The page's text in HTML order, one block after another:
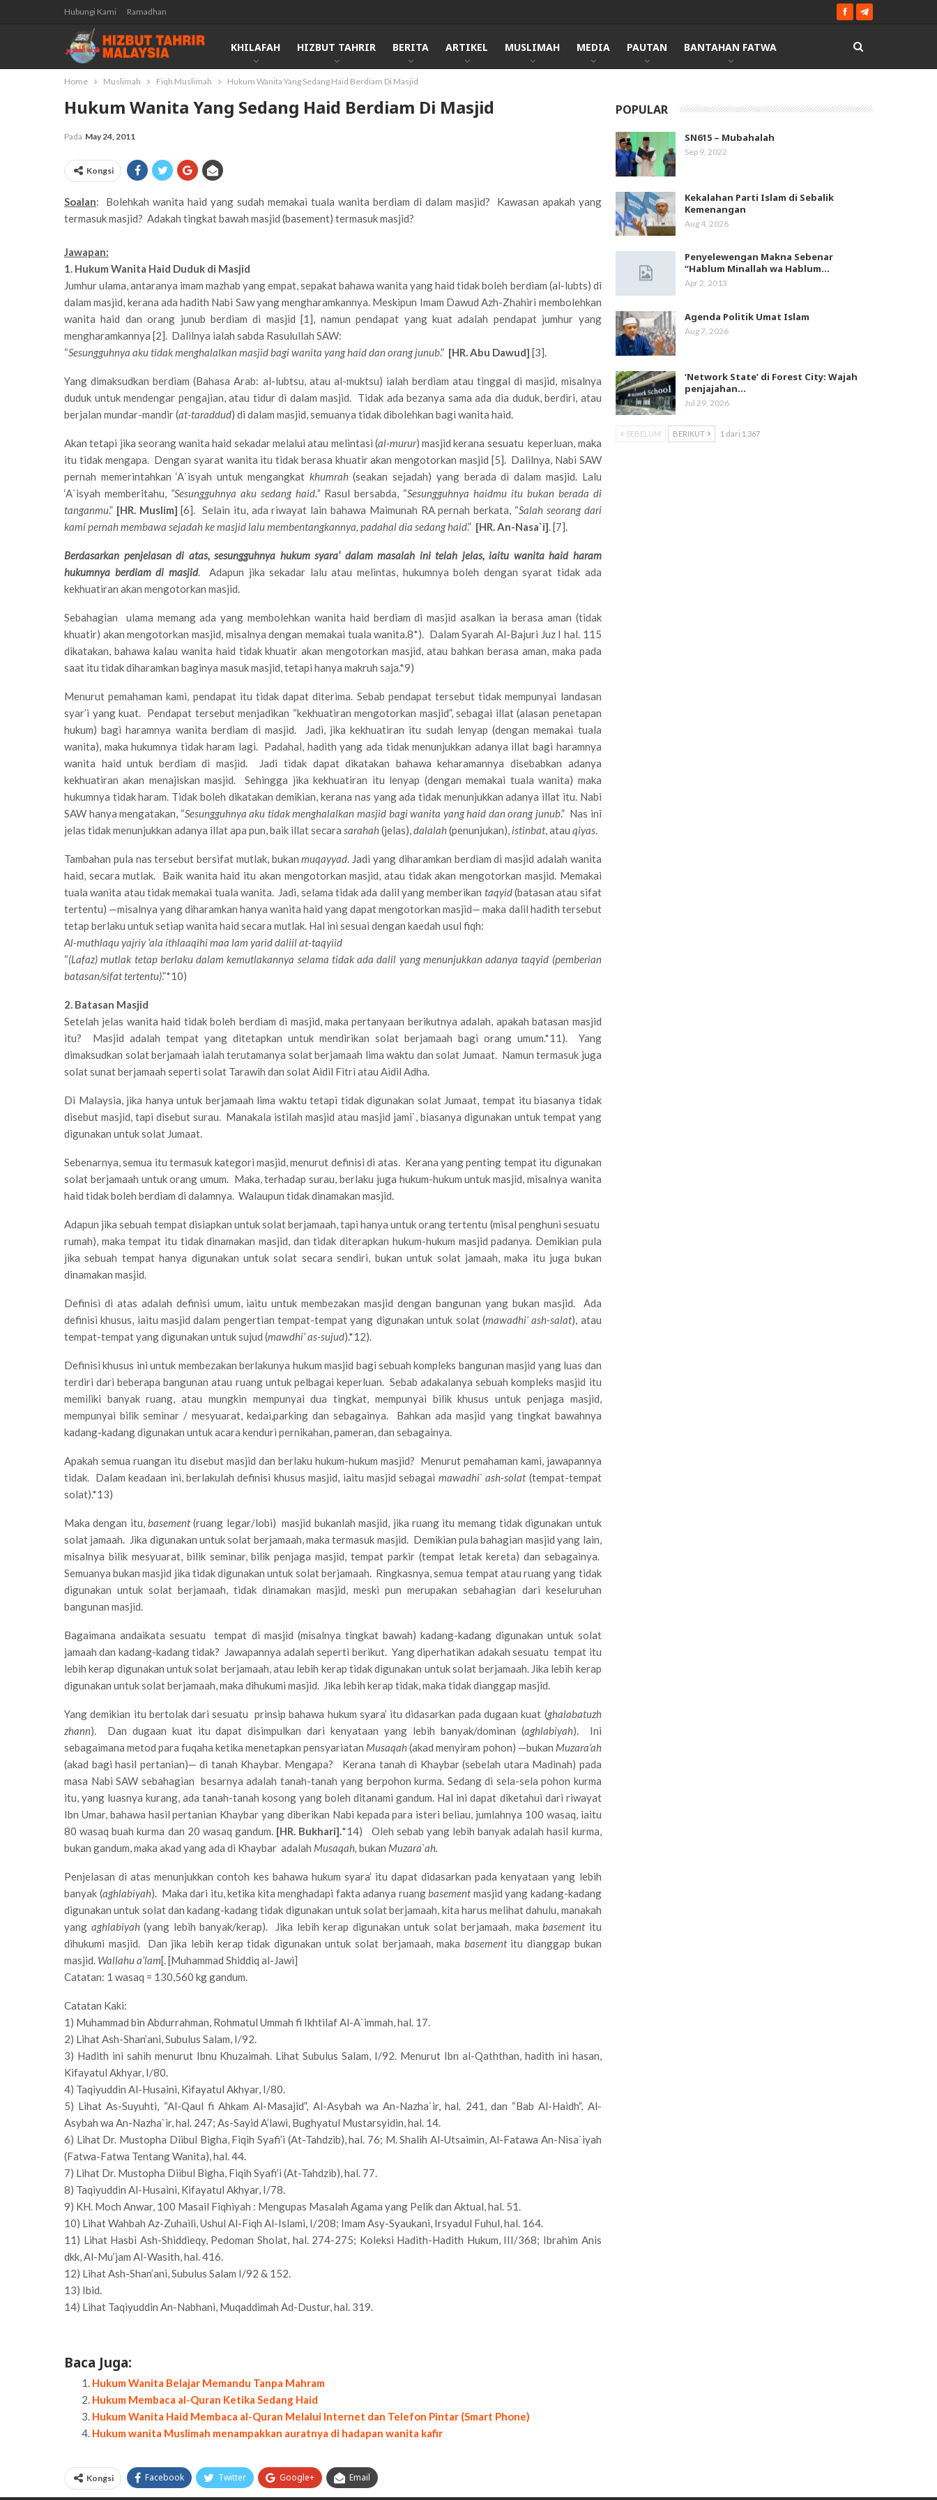
Hubungi Kami Ramadhan
KHILAFAH HIZBUT TAHRIR BERITA ARTIKEL MUSLIMAH MEDIA PAUTAN BANTAHAN FATWA
Home Muslimah Fiqh Muslimah Hukum Wanita Yang Sedang Haid Berdiam Di Masjid
Hukum Wanita Yang Sedang Haid Berdiam Di Masjid
Pada May 24, 2011
Kongsi
Soalan: Bolehkah wanita haid yang sudah memakai tuala wanita berdiam di dalam masjid? Kawasan apakah yang
termasuk masjid? Adakah tingkat bawah masjid (basement) termasuk masjid?
Jawapan:
1. Hukum Wanita Haid Duduk di Masjid
Jumhur ulama, antaranya imam mazhab yang empat, sepakat bahawa wanita yang haid tidak boleh berdiam (al-lubts) di
dalam masjid, kerana ada hadith Nabi Saw yang mengharamkannya. Meskipun Imam Dawud Azh-Zhahiri membolehkan
wanita haid dan orang junub berdiam di masjid [1], namun pendapat yang kuat adalah pendapat jumhur yang
mengharamkannya [2]. Dalilnya ialah sabda Rasulullah SAW:
“Sesungguhnya aku tidak menghalalkan masjid bagi wanita yang haid dan orang junub.” [HR. Abu Dawud] [3].
Yang dimaksudkan berdiam (Bahasa Arab: al-lubtsu, atau al-muktsu) ialah berdiam atau tinggal di masjid, misalnya
duduk untuk mendengar pengajian, atau tidur di dalam masjid. Tidak ada bezanya sama ada dia duduk, berdiri, atau
berjalan mundar-mandir (at-taraddud) di dalam masjid, semuanya tidak dibolehkan bagi wanita haid.
Akan tetapi jika seorang wanita haid sekadar melalui atau melintasi (al-murur) masjid kerana sesuatu keperluan, maka
itu tidak mengapa. Dengan syarat wanita itu tidak berasa khuatir akan mengotorkan masjid [5]. Dalilnya, Nabi SAW
pernah memerintahkan ‘A`isyah untuk mengangkat khumrah(seakan sejadah) yang berada di dalam masjid. Lalu
‘A`isyah memberitahu, “Sesungguhnya aku sedang haid.” Rasul bersabda, “Sesungguhnya haidmu itu bukan berada di
tanganmu.” [HR. Muslim] [6]. Selain itu, ada riwayat lain bahawa Maimunah RA pernah berkata, “Salah seorang dari
kami pernah membawa sejadah ke masjid lalu membentangkannya, padahal dia sedang haid.” [HR. An-Nasa`i]. [7].
Berdasarkan penjelasan di atas, sesungguhnya hukum syara’ dalam masalah ini telah jelas, iaitu wanita haid haram
hukumnya berdiam di masjid. Adapun jika sekadar lalu atau melintas, hukumnya boleh dengan syarat tidak ada
kekhuatiran akan mengotorkan masjid.
Sebahagian ulama memang ada yang membolehkan wanita haid berdiam di masjid asalkan ia berasa aman (tidak
khuatir) akan mengotorkan masjid, misalnya dengan memakai tuala wanita.8*). Dalam Syarah Al-Bajuri Juz I hal. 115
dikatakan, bahawa kalau wanita haid tidak khuatir akan mengotorkan masjid, atau bahkan berasa aman, maka pada
saat itu tidak diharamkan baginya masuk masjid, tetapi hanya makruh saja.*9)
Menurut pemahaman kami, pendapat itu tidak dapat diterima. Sebab pendapat tersebut tidak mempunyai landasan
syar’i yang kuat. Pendapat tersebut menjadikan “kekhuatiran mengotorkan masjid”, sebagai illat (alasan penetapan
hukum) bagi haramnya wanita berdiam di masjid. Jadi, jika kekhuatiran itu sudah lenyap (dengan memakai tuala
wanita), maka hukumnya tidak haram lagi. Padahal, hadith yang ada tidak menunjukkan adanya illat bagi haramnya
wanita haid untuk berdiam di masjid. Jadi tidak dapat dikatakan bahawa keharamannya disebabkan adanya
kekhuatiran akan menajiskan masjid. Sehingga jika kekhuatiran itu lenyap (dengan memakai tuala wanita) maka
hukumnya tidak haram. Tidak boleh dikatakan demikian, kerana nas yang ada tidak menunjukkan adanya illat itu. Nabi
SAW hanya mengatakan, “Sesungguhnya aku tidak menghalalkan masjid bagi wanita yang haid dan orang junub.” Nas ini
jelas tidak menunjukkan adanya illat apa pun, baik illat secara sarahah(jelas),dalalah(penunjukan), istinbat, atau qiyas.
Tambahan pula nas tersebut bersifat mutlak, bukanmuqayyad. Jadi yang diharamkan berdiam di masjid adalah wanita
haid, secara mutlak. Baik wanita haid itu akan mengotorkan masjid, atau tidak akan mengotorkan masjid. Memakai
tuala wanita atau tidak memakai tuala wanita. Jadi, selama tidak ada dalil yang memberikan taqyid(batasan atau sifat
tertentu) —misalnya yang diharamkan hanya wanita haid yang dapat mengotorkan masjid— maka dalil hadith tersebut
tetap berlaku untuk setiap wanita haid secara mutlak. Hal ini sesuai dengan kaedah usul fiqh:
Al-muthlaqu yajriy ‘ala ithlaaqihi maa lam yarid daliil at-taqyiid
“(Lafaz) mutlak tetap berlaku dalam kemutlakannya selama tidak ada dalil yang menunjukkan adanya taqyid (pemberian
batasan/sifat tertentu).”*10)
2. Batasan Masjid
Setelah jelas wanita haid tidak boleh berdiam di masjid, maka pertanyaan berikutnya adalah, apakah batasan masjid
itu? Masjid adalah tempat yang ditetapkan untuk mendirikan solat berjamaah bagi orang umum.*11). Yang
dimaksudkan solat berjamaah ialah terutamanya solat berjamaah lima waktu dan solat Jumaat. Namun termasuk juga
solat sunat berjamaah seperti solat Tarawih dan solat Aidil Fitri atau Aidil Adha.
Di Malaysia, jika hanya untuk berjamaah lima waktu tetapi tidak digunakan solat Jumaat, tempat itu biasanya tidak
disebut masjid, tapi disebut surau. Manakala istilah masjid atau masjid jami`, biasanya digunakan untuk tempat yang
digunakan untuk solat Jumaat.
Sebenarnya, semua itu termasuk kategori masjid, menurut definisi di atas. Kerana yang penting tempat itu digunakan
solat berjamaah untuk orang umum. Maka, terhadap surau, berlaku juga hukum-hukum untuk masjid, misalnya wanita
haid tidak boleh berdiam di dalamnya. Walaupun tidak dinamakan masjid.
Adapun jika sebuah tempat disiapkan untuk solat berjamaah, tapi hanya untuk orang tertentu (misal penghuni sesuatu
rumah), maka tempat itu tidak dinamakan masjid, dan tidak diterapkan hukum-hukum masjid padanya. Demikian pula
jika sebuah tempat hanya digunakan untuk solat secara sendiri, bukan untuk solat jamaah, maka itu juga bukan
dinamakan masjid.
Definisi di atas adalah definisi umum, iaitu untuk membezakan masjid dengan bangunan yang bukan masjid. Ada
definisi khusus, iaitu masjid dalam pengertian tempat-tempat yang digunakan untuk solat (mawadhi’ ash-salat), atau
tempat-tempat yang digunakan untuk sujud (mawdhi’ as-sujud).*12).
Definisi khusus ini untuk membezakan berlakunya hukum masjid bagi sebuah kompleks bangunan masjid yang luas dan
terdiri dari beberapa bangunan atau ruang untuk pelbagai keperluan. Sebab adakalanya sebuah kompleks masjid itu
memiliki banyak ruang, atau mungkin mempunyai dua tingkat, mempunyai bilik khusus untuk penjaga masjid,
mempunyai bilik seminar / mesyuarat, kedai,parking dan sebagainya. Bahkan ada masjid yang tingkat bawahnya
kadang-kadang digunakan untuk acara kenduri pernikahan, pameran, dan sebagainya.
Apakah semua ruangan itu disebut masjid dan berlaku hukum-hukum masjid? Menurut pemahaman kami, jawapannya
tidak. Dalam keadaan ini, berlakulah definisi khusus masjid, iaitu masjid sebagai mawadhi` ash-solat(tempat-tempat
solat).*13)
Maka dengan itu,basement(ruang legar/lobi) masjid bukanlah masjid, jika ruang itu memang tidak digunakan untuk
solat jamaah. Jika digunakan untuk solat berjamaah, maka termasuk masjid. Demikian pula bahagian masjid yang lain,
misalnya bilik mesyuarat, bilik seminar, bilik penjaga masjid, tempat parkir (tempat letak kereta) dan sebagainya.
Semuanya bukan masjid jika tidak digunakan untuk solat berjamaah. Ringkasnya, semua tempat atau ruang yang tidak
digunakan untuk solat berjamaah, tidak dinamakan masjid, meski pun merupakan sebahagian dari keseluruhan
bangunan masjid.
Bagaimana andaikata sesuatu tempat di masjid (misalnya tingkat bawah) kadang-kadang digunakan untuk solat
jamaah dan kadang-kadang tidak? Jawapannya adalah seperti berikut. Yang diperhatikan adakah sesuatu tempat itu
lebih kerap digunakan untuk solat berjamaah, atau lebih kerap tidak digunakan untuk solat berjamaah. Jika lebih kerap
digunakan untuk solat berjamaah, maka dihukumi masjid. Jika lebih kerap tidak, maka tidak dianggap masjid.
Yang demikian itu bertolak dari sesuatu prinsip bahawa hukum syara’ itu didasarkan pada dugaan kuat (ghalabatuzh
zhann). Dan dugaan kuat itu dapat disimpulkan dari kenyataan yang lebih banyak/dominan (aghlabiyah). Ini
sebagaimana metod para fuqaha ketika menetapkan pensyariatan Musaqah(akad menyiram pohon) —bukan Muzara’ah
(akad bagi hasil pertanian)— di tanah Khaybar. Mengapa? Kerana tanah di Khaybar (sebelah utara Madinah) pada
masa Nabi SAW sebahagian besarnya adalah tanah-tanah yang berpohon kurma. Sedang di sela-sela pohon kurma
itu, yang luasnya kurang, ada tanah-tanah kosong yang boleh ditanami gandum. Hal ini dapat diketahui dari riwayat
Ibn Umar, bahawa hasil pertanian Khaybar yang diberikan Nabi kepada para isteri beliau, jumlahnya 100 wasaq, iaitu
80 wasaq buah kurma dan 20 wasaq gandum.[HR. Bukhari].*14) Oleh sebab yang lebih banyak adalah hasil kurma,
bukan gandum, maka akad yang ada di Khaybar adalah Musaqah, bukan Muzara`ah.
Penjelasan di atas menunjukkan contoh kes bahawa hukum syara’ itu dapat didasarkan pada kenyataan yang lebih
banyak (aghlabiyah). Maka dari itu, ketika kita menghadapi fakta adanya ruangbasementmasjid yang kadang-kadang
digunakan untuk solat dan kadang-kadang tidak digunakan untuk solat berjamaah, kita harus melihat dahulu, manakah
yang aghlabiyah(yang lebih banyak/kerap). Jika lebih kerap digunakan untuk solat berjamaah, makabasementitu
dihukumi masjid. Dan jika lebih kerap tidak digunakan untuk solat berjamaah, maka basementitu dianggap bukan
masjid. Wallahu a’lam[. [Muhammad Shiddiq al-Jawi]
Catatan: 1 wasaq = 130,560 kg gandum.
Catatan Kaki:
1) Muhammad bin Abdurrahman, Rohmatul Ummah fi Ikhtilaf Al-A`immah, hal. 17.
2) Lihat Ash-Shan’ani, Subulus Salam, I/92.
3) Hadith ini sahih menurut Ibnu Khuzaimah. Lihat Subulus Salam, I/92. Menurut Ibn al-Qaththan, hadith ini hasan,
Kifayatul Akhyar, I/80.
4) Taqiyuddin Al-Husaini, Kifayatul Akhyar, I/80.
5) Lihat As-Suyuhti, “Al-Qaul fi Ahkam Al-Masajid”, Al-Asybah wa An-Nazha`ir, hal. 241, dan “Bab Al-Haidh”, Al-
Asybah wa An-Nazha`ir, hal. 247; As-Sayid A’lawi, Bughyatul Mustarsyidin, hal. 14.
6) Lihat Dr. Mustopha Diibul Bigha, Fiqih Syafi’i (At-Tahdzib), hal. 76; M. Shalih Al-Utsaimin, Al-Fatawa An-Nisa`iyah
(Fatwa-Fatwa Tentang Wanita), hal. 44.
7) Lihat Dr. Mustopha Diibul Bigha, Fiqih Syafi’i (At-Tahdzib), hal. 77.
8) Taqiyuddin Al-Husaini, Kifayatul Akhyar, I/78.
9) KH. Moch Anwar, 100 Masail Fiqhiyah : Mengupas Masalah Agama yang Pelik dan Aktual, hal. 51.
10) Lihat Wahbah Az-Zuhaili, Ushul Al-Fiqh Al-Islami, I/208; Imam Asy-Syaukani, Irsyadul Fuhul, hal. 164.
11) Lihat Hasbi Ash-Shiddieqy, Pedoman Sholat, hal. 274-275; Koleksi Hadith-Hadith Hukum, III/368; Ibrahim Anis
dkk, Al-Mu’jam Al-Wasith, hal. 416.
12) Lihat Ash-Shan’ani, Subulus Salam I/92 & 152.
13) Ibid.
14) Lihat Taqiyuddin An-Nabhani, Muqaddimah Ad-Dustur, hal. 319.
Baca Juga:
Hukum Wanita Belajar Memandu Tanpa Mahram
Hukum Membaca al-Quran Ketika Sedang Haid
Hukum Wanita Haid Membaca al-Quran Melalui Internet dan Telefon Pintar (Smart Phone)
Hukum wanita Muslimah menampakkan auratnya di hadapan wanita kafir
Kongsi Facebook Twitter Google+ Email
POPULAR
SN615 – Mubahalah
Sep 9, 2022
Kekalahan Parti Islam di Sebalik
Kemenangan
Aug 4, 2026
Penyelewengan Makna Sebenar
“Hablum Minallah wa Hablum…
Apr 2, 2013
Agenda Politik Umat Islam
Aug 7, 2026
‘Network State’ di Forest City: Wajah
penjajahan…
Jul 29, 2026
SEBELUM BERIKUT 1 dari 1,367